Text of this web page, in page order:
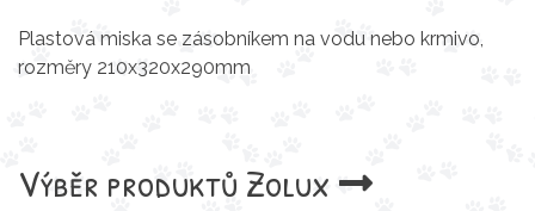
Plastová miska se zásobníkem na vodu nebo krmivo,
rozměry 210x320x290mm
Výběr produktů Zolux